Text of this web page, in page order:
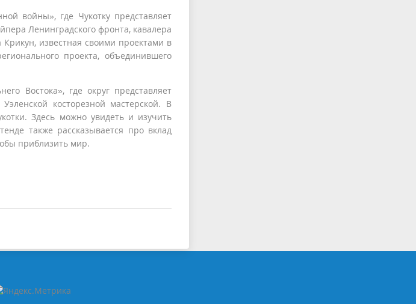
войны», где Чукотку представляет
Ленинградского фронта, кавалера
известная своими проектами в
проекта, объединившего
Востока», где округ представляет
косторезной мастерской. В
Здесь можно увидеть и изучить
также рассказывается про вклад
приблизить мир.